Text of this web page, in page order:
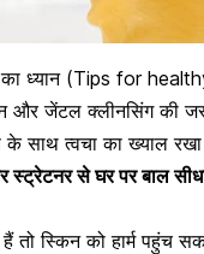
का ध्यान (Tips for
और जेंटल क्लीनसिंग की
साथ त्वचा का ख्याल
स्ट्रेटनर से घर पर बाल
तो स्किन को हार्म पहुंच